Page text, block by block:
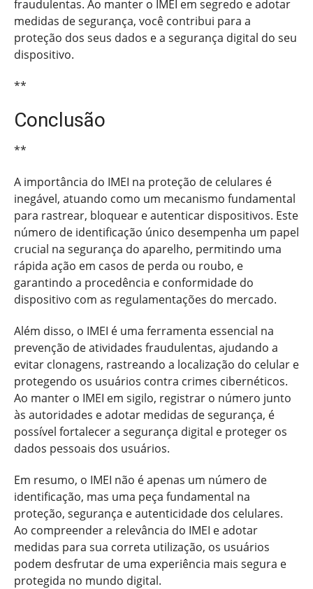
fraudulentas. Ao manter o IMEI em segredo e adotar
medidas de segurança, você contribui para a
proteção dos seus dados e a segurança digital do seu
dispositivo.
**
Conclusão
**
A importância do IMEI na proteção de celulares é
inegável, atuando como um mecanismo fundamental
para rastrear, bloquear e autenticar dispositivos. Este
número de identificação único desempenha um papel
crucial na segurança do aparelho, permitindo uma
rápida ação em casos de perda ou roubo, e
garantindo a procedência e conformidade do
dispositivo com as regulamentações do mercado.
Além disso, o IMEI é uma ferramenta essencial na
prevenção de atividades fraudulentas, ajudando a
evitar clonagens, rastreando a localização do celular e
protegendo os usuários contra crimes cibernéticos.
Ao manter o IMEI em sigilo, registrar o número junto
às autoridades e adotar medidas de segurança, é
possível fortalecer a segurança digital e proteger os
dados pessoais dos usuários.
Em resumo, o IMEI não é apenas um número de
identificação, mas uma peça fundamental na
proteção, segurança e autenticidade dos celulares.
Ao compreender a relevância do IMEI e adotar
medidas para sua correta utilização, os usuários
podem desfrutar de uma experiência mais segura e
protegida no mundo digital.